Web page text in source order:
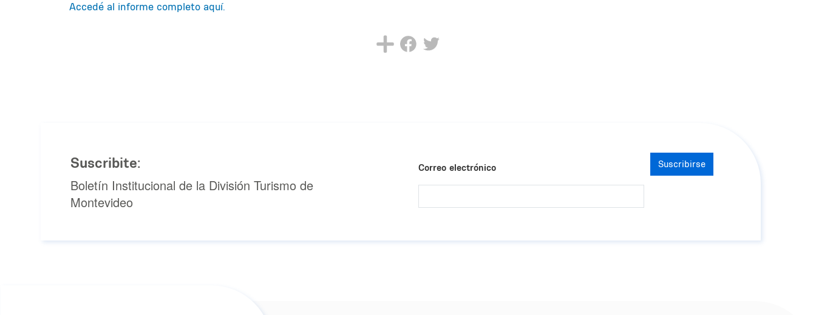
Accedé al informe completo aquí.
Suscribite:
Boletín Institucional de la División Turismo de
Montevideo
Correo electrónico Suscribirse